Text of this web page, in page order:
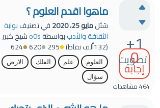
+1
تصويت
0
إجابة
464مشاهدات
ماهوا اقدم العلوم ؟
سُئلمايو 25، 2020 في تصنيفبوابة
الثقافة والأدببواسطةo0sشيخ كبير
(132ألف نقاط) 295
620
624
العلوم علم الفلك
الارض
سؤال